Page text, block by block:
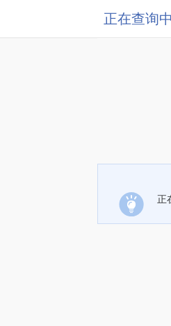
正在查询中
正